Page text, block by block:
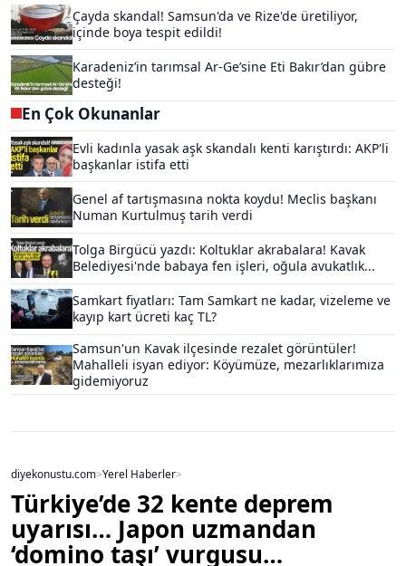
Çayda skandal! Samsun'da ve Rize'de üretiliyor,
içinde boya tespit edildi!
Karadeniz’in tarımsal Ar-Ge’sine Eti Bakır’dan gübre
desteği!
En Çok Okunanlar
Evli kadınla yasak aşk skandalı kenti karıştırdı: AKP'li
başkanlar istifa etti
Genel af tartışmasına nokta koydu! Meclis başkanı
Numan Kurtulmuş tarih verdi
Tolga Birgücü yazdı: Koltuklar akrabalara! Kavak
Belediyesi'nde babaya fen işleri, oğula avukatlık...
Samkart fiyatları: Tam Samkart ne kadar, vizeleme ve
kayıp kart ücreti kaç TL?
Samsun'un Kavak ilçesinde rezalet görüntüler!
Mahalleli isyan ediyor: Köyümüze, mezarlıklarımıza
gidemiyoruz
diyekonustu.com>Yerel Haberler>
Türkiye’de 32 kente deprem
uyarısı… Japon uzmandan
‘domino taşı’ vurgusu…